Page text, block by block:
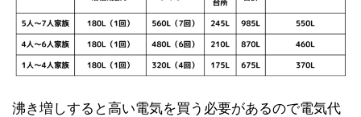
沸き増しすると高い電気を買う必要があるので電気代